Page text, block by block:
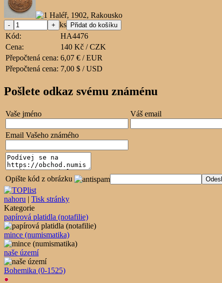
ks
Kód:
HA4476
Cena:
140 Kč / CZK
Přepočtená cena: 6,07 € / EUR
Přepočtená cena: 7,00 $ / USD
Pošlete odkaz svému známénu
Vaše jméno Váš email
Email Vašeho známého
Opište kód z obrázku
nahoru | Tisk stránky
Kategorie
papírová platidla (notafilie)
mince (numismatika)
naše území
Bohemika (0-1525)